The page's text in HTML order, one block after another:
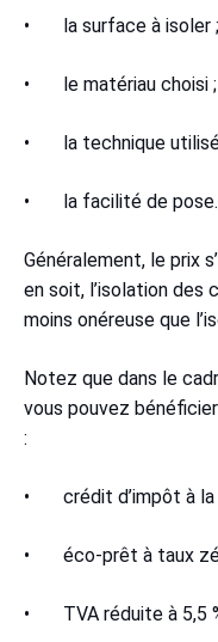
• la surface à isoler ;
• le matériau choisi ;
• la technique
• la facilité de pose.
Généralement, le prix
en soit, l’isolation des
moins onéreuse que
Notez que dans le
vous pouvez
:
• crédit d’impôt à la
• éco-prêt à taux
• TVA réduite à 5,5